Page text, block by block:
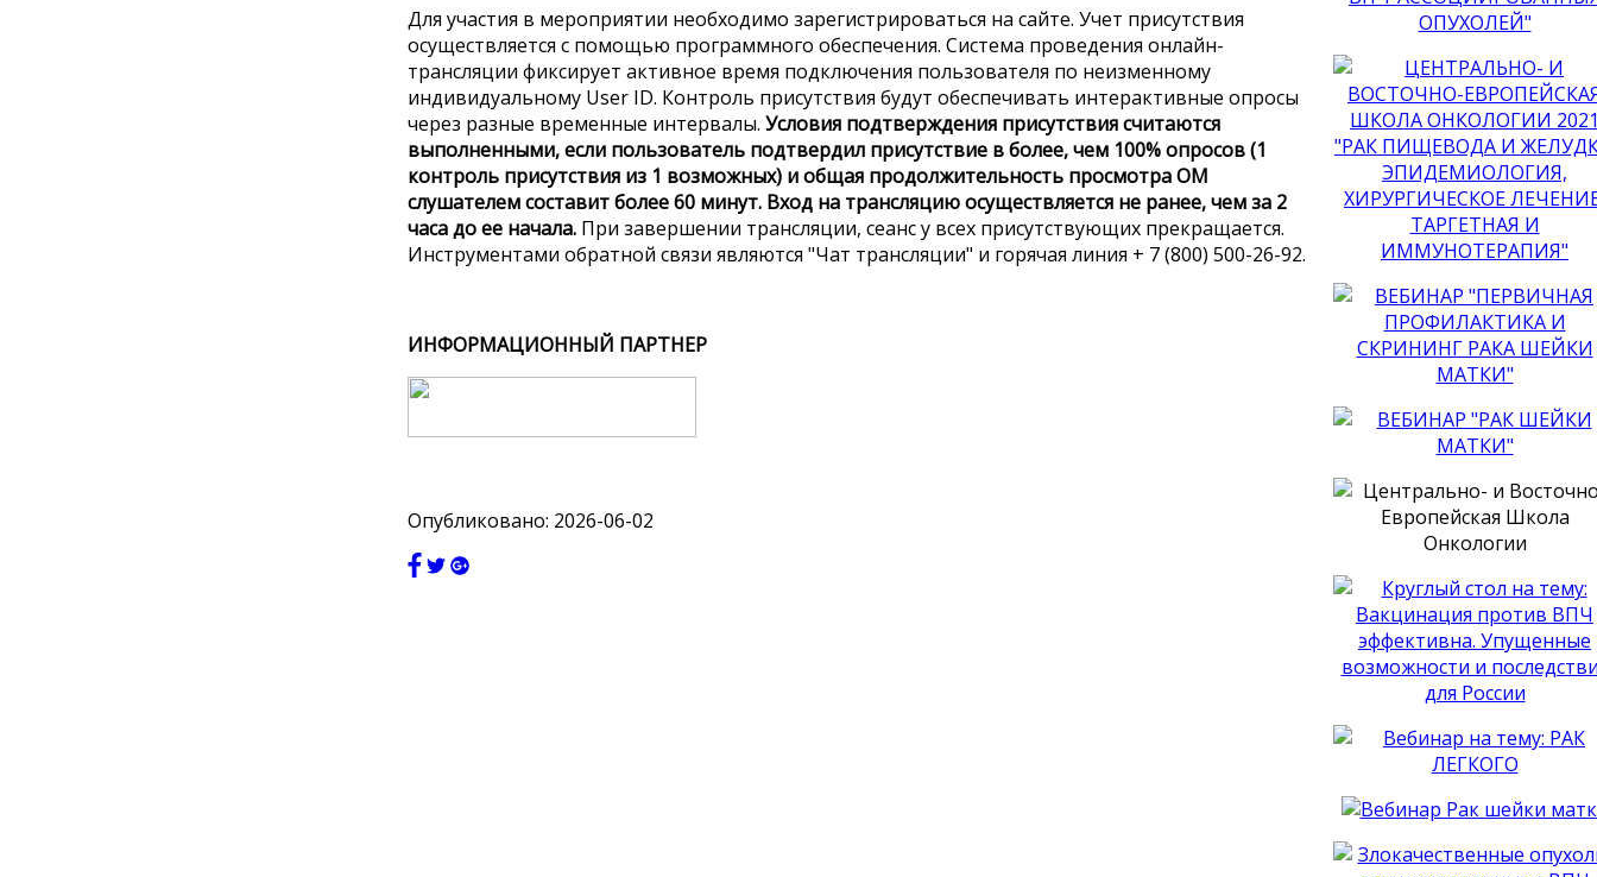
Для участия в мероприятии необходимо зарегистрироваться на сайте. Учет присутствия
осуществляется с помощью программного обеспечения. Система проведения онлайн-
трансляции фиксирует активное время подключения пользователя по неизменному
индивидуальному User ID. Контроль присутствия будут обеспечивать интерактивные опросы
через разные временные интервалы. Условия подтверждения присутствия считаются
выполненными, если пользователь подтвердил присутствие в более, чем 100% опросов (1
контроль присутствия из 1 возможных) и общая продолжительность просмотра ОМ
слушателем составит более 60 минут. Вход на трансляцию осуществляется не ранее, чем за 2
часа до ее начала. При завершении трансляции, сеанс у всех присутствующих прекращается.
Инструментами обратной связи являются "Чат трансляции" и горячая линия + 7 (800) 500-26-92.
ИНФОРМАЦИОННЫЙ ПАРТНЕР
Опубликовано: 2026-06-02